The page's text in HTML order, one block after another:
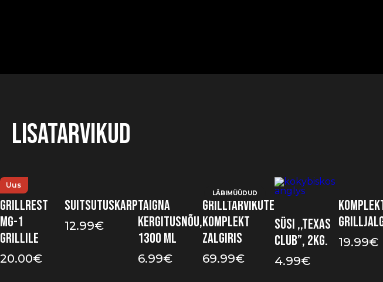
Lisatarvikud
Uus
Grillrest
MG-1
grillile
20.00€
Suitsutuskarp
12.99€
Taigna
kergitusnõu,
1300 ml
6.99€
LÄBIMÜÜDUD
Grilltarvikute
komplekt
Zalgiris
69.99€
Süsi ,,Texas
Club”, 2kg.
4.99€
19.99€